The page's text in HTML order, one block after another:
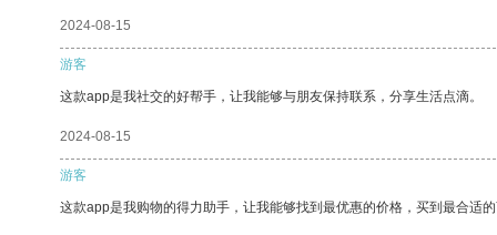
2024-08-15
游客
这款app是我社交的好帮手，让我能够与朋友保持联系，分享生活点滴。
2024-08-15
游客
这款app是我购物的得力助手，让我能够找到最优惠的价格，买到最合适